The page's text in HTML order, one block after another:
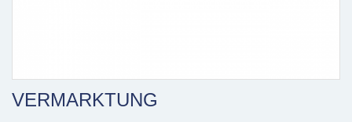
VERMARKTUNG